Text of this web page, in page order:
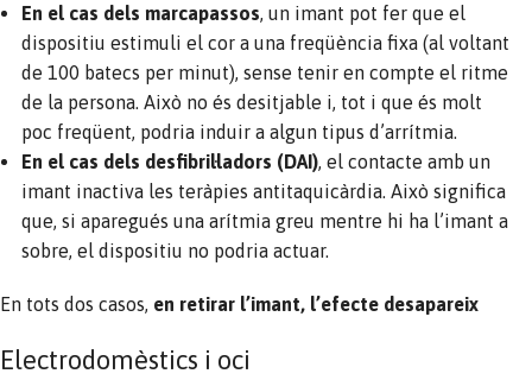
En el cas dels marcapassos , un imant pot fer que el
dispositiu estimuli el cor a una freqüència fixa (al voltant
de 100 batecs per minut), sense tenir en compte el ritme
de la persona. Això no és desitjable i, tot i que és molt
poc freqüent, podria induir a algun tipus d’arrítmia.
En el cas dels desfibril·ladors (DAI), el contacte amb un
imant inactiva les teràpies antitaquicàrdia. Això significa
que, si aparegués una arítmia greu mentre hi ha l’imant a
sobre, el dispositiu no podria actuar.
En tots dos casos, en retirar l’imant, l’efecte desapareix
Electrodomèstics i oci